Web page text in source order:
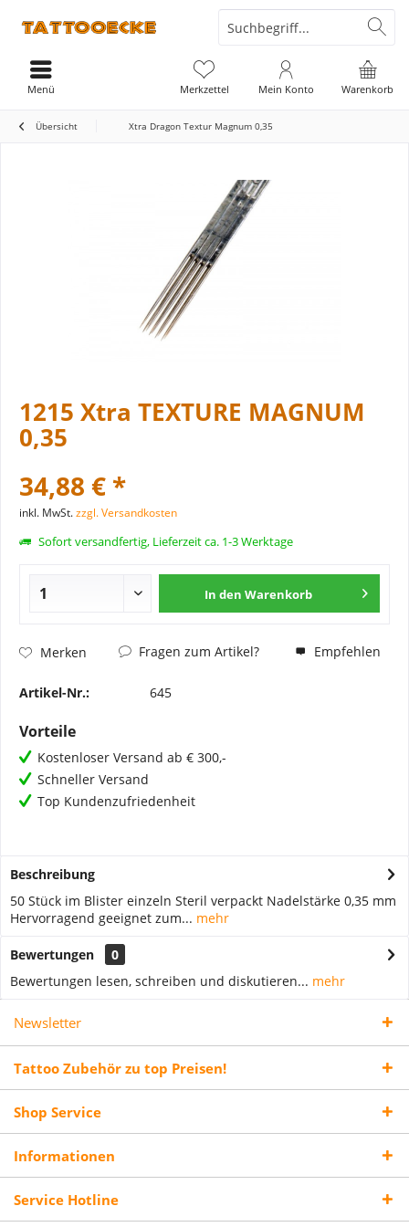
Warenkorb
Merkzettel Mein Konto
Menü
Übersicht Xtra Dragon Textur Magnum 0,35
1215 Xtra TEXTURE MAGNUM
0,35
34,88 € *
inkl. MwSt.zzgl. Versandkosten
Sofort versandfertig, Lieferzeit ca. 1-3 Werktage
In den Warenkorb
Merken Fragen zum Artikel? Empfehlen
Artikel-Nr.: 645
Vorteile
Kostenloser Versand ab € 300,-
Schneller Versand
Top Kundenzufriedenheit
Beschreibung
50 Stück im Blister einzeln Steril verpackt Nadelstärke 0,35 mm
Hervorragend geeignet zum... mehr
Bewertungen
0
Bewertungen lesen, schreiben und diskutieren... mehr
Newsletter
Tattoo Zubehör zu top Preisen!
Shop Service
Informationen
Service Hotline